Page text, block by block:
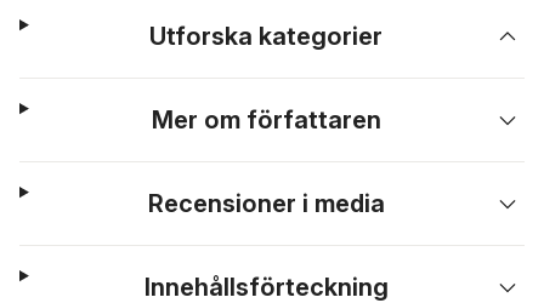
Utforska kategorier
Mer om författaren
Recensioner i media
Innehållsförteckning